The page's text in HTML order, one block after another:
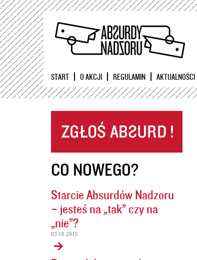
START O AKCJI REGULAMIN AKTUALNOŚCI
CO NOWEGO?
Starcie Absurdów Nadzoru
– jesteś na „tak” czy na
„nie”?
03.10.2015